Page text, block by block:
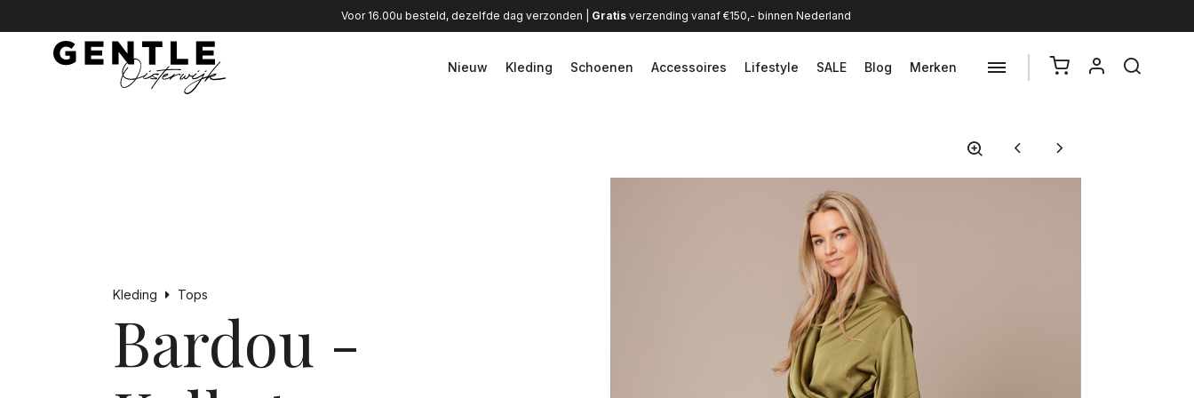
Voor 16.00u besteld, dezelfde dag verzonden | Gratisverzending vanaf €150,- binnen Nederland
Nieuw Kleding Schoenen Accessoires Lifestyle SALE Blog Merken
Kleding Tops
Bardou -